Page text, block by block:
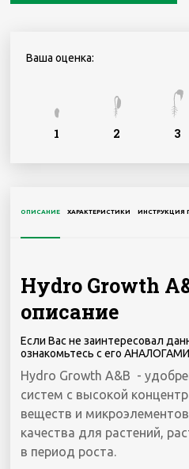
Ваша оценка:
3
2
1
ОПИСАНИЕ ХАРАКТЕРИСТИКИ ИНСТРУКЦИЯ
Hydro Growth
описание
Если Вас не заинтересовал
ознакомьтесь с его
Hydro Growth A&B -
систем с высокой
веществ и
качества для растений,
в период роста.